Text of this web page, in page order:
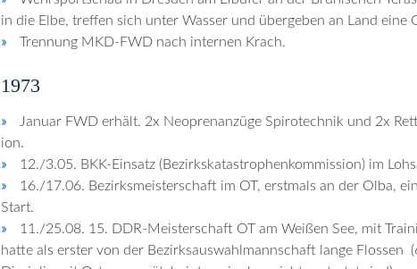
in die Elbe, treffen sich unter Wasser und übergeben an Land eine
Trennung MKD-FWD nach internen Krach.
1973
Januar FWD erhält. 2x Neoprenanzüge Spirotechnik und 2x
ion.
12./3.05. BKK-Einsatz (Bezirkskatastrophenkommission) im
16./17.06. Bezirksmeisterschaft im OT, erstmals an der Olba,
Start.
11./25.08. 15. DDR-Meisterschaft OT am Weißen See, mit
hatte als erster von der Bezirksauswahlmannschaft lange Flossen